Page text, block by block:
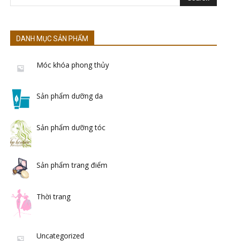
DANH MỤC SẢN PHẨM
Móc khóa phong thủy
Sản phẩm dưỡng da
Sản phẩm dưỡng tóc
Sản phẩm trang điểm
Thời trang
Uncategorized